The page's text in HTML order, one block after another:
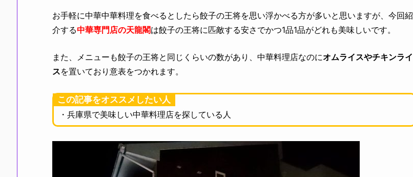
お手軽に中華中華料理を食べるとしたら餃子の王将を思い浮かべる方が多いと思いますが、今回紹
介する中華専門店の天龍閣は餃子の王将に匹敵する安さでかつ1品1品がどれも美味しいです。
また、メニューも餃子の王将と同じくらいの数があり、中華料理店なのにオムライスやチキンライ
スを置いており意表をつかれます。
この記事をオススメしたい人
・兵庫県で美味しい中華料理店を探している人